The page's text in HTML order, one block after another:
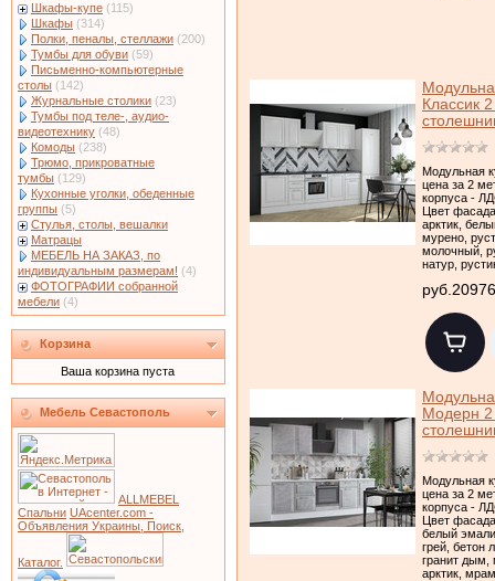
Шкафы-купе (115)
Шкафы (314)
Полки, пеналы, стеллажи (200)
Тумбы для обуви (59)
Письменно-компьютерные
столы (142)
Журнальные столики (23)
Тумбы под теле-, аудио-
видеотехнику (48)
Комоды (238)
Трюмо, прикроватные
тумбы (129)
Кухонные уголки, обеденные
группы (5)
Стулья, столы, вешалки
Матрацы
МЕБЕЛЬ НА ЗАКАЗ, по
индивидуальным размерам! (4)
ФОТОГРАФИИ собранной
мебели (4)
Корзина
Ваша корзина пуста
Мебель Севастополь
ALLMEBEL
Спальни UAcenter.com -
Объявления Украины, Поиск,
Каталог.
Классик
Модульная
цена за 2
корпуса -
Цвет
арктик,
мурено,
молочный,
натур,
руб.20976
Модерн
Модульная
цена за 2
корпуса -
Цвет
белый
грей, бетон
гранит дым,
арктик,